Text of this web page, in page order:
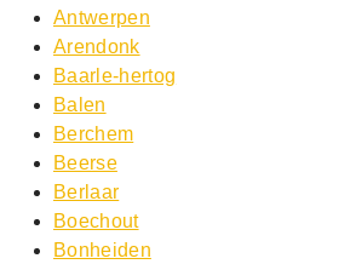
Antwerpen
Arendonk
Baarle-hertog
Balen
Berchem
Beerse
Berlaar
Boechout
Bonheiden